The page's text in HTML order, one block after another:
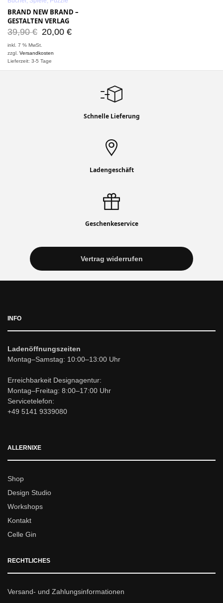
BRAND NEW BRAND –
GESTALTEN VERLAG
39,90€ 20,00 €
inkl. 7 % MwSt.
zzgl.Versandkosten
Lieferzeit: 3-5 Tage
Schnelle Lieferung
Ladengeschäft
Geschenkeservice
Vertrag widerrufen
INFO
Ladenöffnungszeiten
Montag–Samstag: 10:00–13:00 Uhr
Erreichbarkeit Designagentur:
Montag–Freitag: 8:00–17:00 Uhr
Servicetelefon:
+49 5141 9339080
ALLERNIXE
Shop
Design Studio
Workshops
Kontakt
Celle Gin
RECHTLICHES
Versand- und Zahlungsinformationen